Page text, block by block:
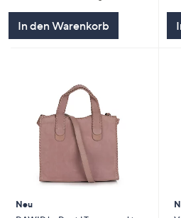
In den Warenkorb
Neu